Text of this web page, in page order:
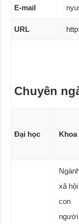
E-mail
URL
Chuyên
Đại học Khoa
xã hội
con
người